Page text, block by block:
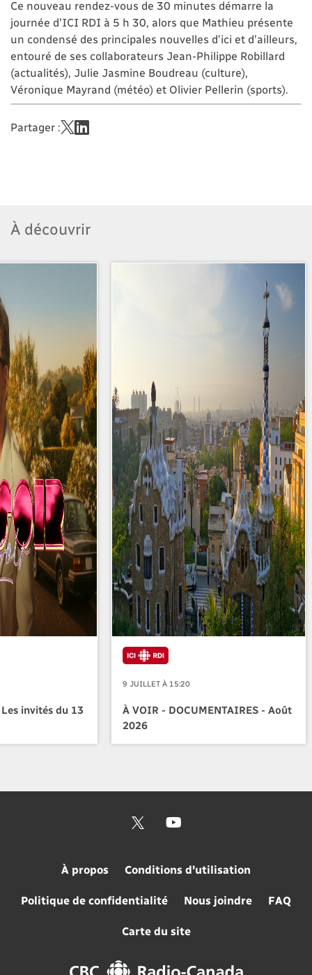
Ce nouveau rendez-vous de 30 minutes démarre la
journée d'ICI RDI à 5 h 30, alors que Mathieu présente
un condensé des principales nouvelles d’ici et d’ailleurs,
entouré de ses collaborateurs Jean-Philippe Robillard
(actualités), Julie Jasmine Boudreau (culture),
Véronique Mayrand (météo) et Olivier Pellerin (sports).
Partager :
À découvrir
invités du 13
9 JUILLET À 15:20
À VOIR - DOCUMENTAIRES - Août
2026
À propos Conditions d'utilisation
Politique de confidentialité Nous joindre FAQ
Carte du site